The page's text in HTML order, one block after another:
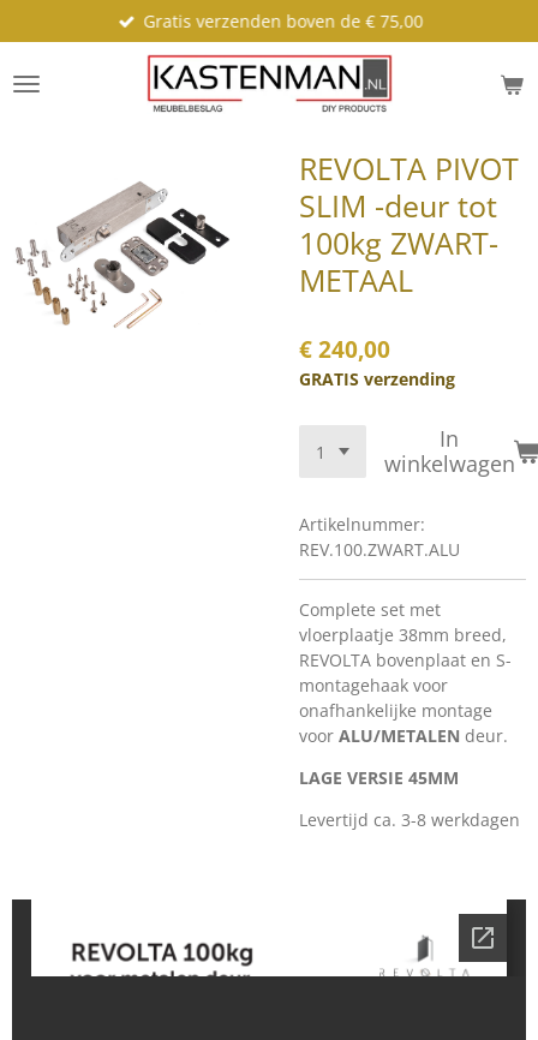
direct
naar
de
Gratis verzenden boven de € 75,00
REVOLTA PIVOT
SLIM -deur tot
100kg ZWART-
METAAL
€ 240,00
GRATIS verzending
In
winkelwagen
Artikelnummer:
REV.100.ZWART.ALU
Complete set met
vloerplaatje 38mm breed,
REVOLTA bovenplaat en S-
montagehaak voor
onafhankelijke montage
voor ALU/METALEN deur.
LAGE VERSIE 45MM
Levertijd ca. 3-8 werkdagen